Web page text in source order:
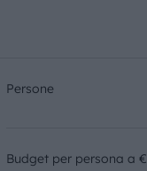
Persone
Budget per persona a €